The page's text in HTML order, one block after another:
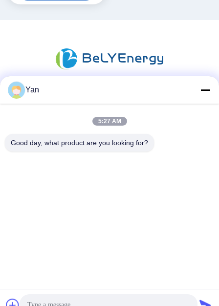
迅速な連絡
Yan
5:27 AM
Good day, what product are you looking for?